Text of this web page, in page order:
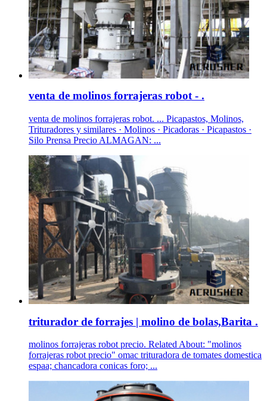
venta de molinos forrajeras robot - .
venta de molinos forrajeras robot. ... Picapastos, Molinos,
Trituradores y similares · Molinos · Picadoras · Picapastos ·
Silo Prensa Precio ALMAGAN: ...
triturador de forrajes | molino de bolas,Barita .
molinos forrajeras robot precio. Related About: "molinos
forrajeras robot precio" omac trituradora de tomates domestica
espaa; chancadora conicas foro; ...